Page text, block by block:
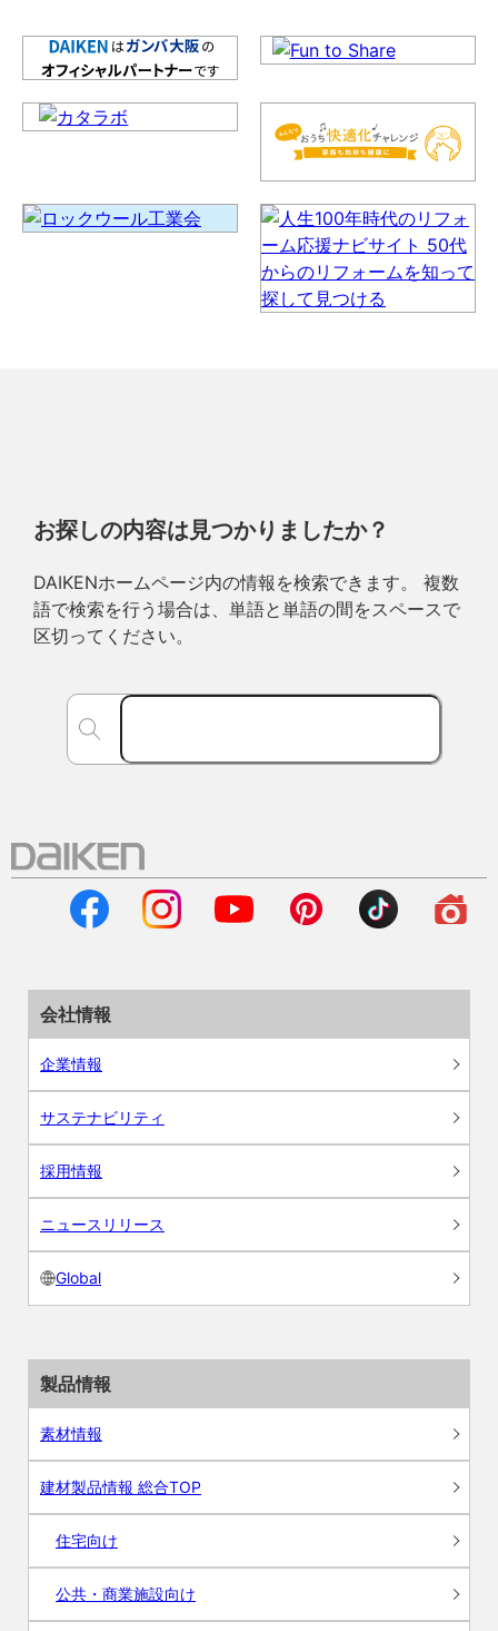
お探しの内容は見つかりましたか？
DAIKENホームページ内の情報を検索できます。 複数
語で検索を行う場合は、単語と単語の間をスペースで
区切ってください。
会社情報
企業情報
サステナビリティ
採用情報
ニュースリリース
Global
製品情報
素材情報
建材製品情報 総合TOP
住宅向け
公共・商業施設向け